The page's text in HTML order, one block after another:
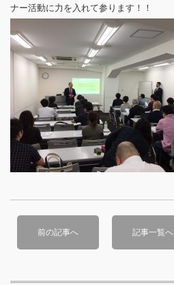
ナー活動に力を入れて参ります！！
前の記事へ 記事一覧へ